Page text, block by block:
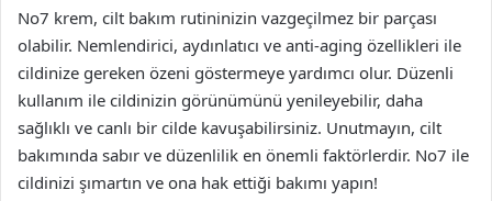
No7 krem, cilt bakım rutininizin vazgeçilmez bir parçası
olabilir. Nemlendirici, aydınlatıcı ve anti-aging özellikleri ile
cildinize gereken özeni göstermeye yardımcı olur. Düzenli
kullanım ile cildinizin görünümünü yenileyebilir, daha
sağlıklı ve canlı bir cilde kavuşabilirsiniz. Unutmayın, cilt
bakımında sabır ve düzenlilik en önemli faktörlerdir. No7 ile
cildinizi şımartın ve ona hak ettiği bakımı yapın!